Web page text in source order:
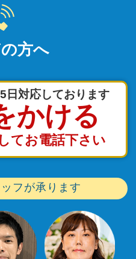
方へ
日対応しております
かける
てお電話下さい
フが承ります